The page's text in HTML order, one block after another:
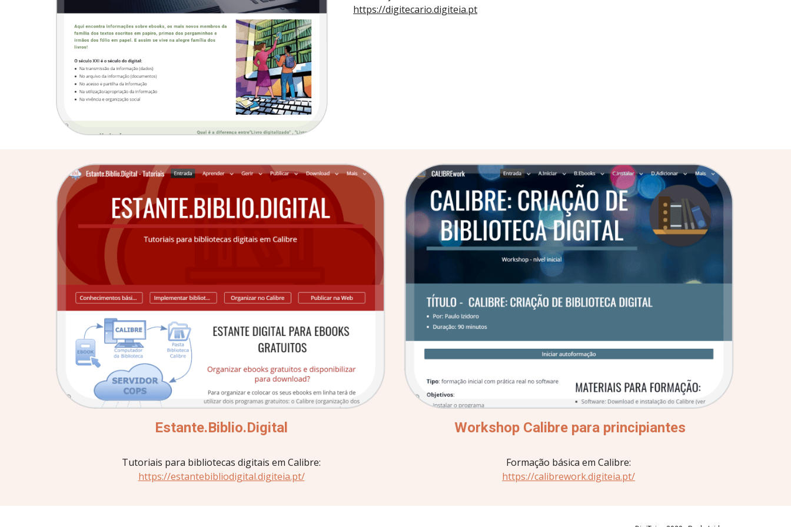
https://digitecario.digiteia.pt
Estante.Biblio.Digital
Tutoriais para bibliotecas digitais em Calibre:
https://estantebibliodigital.digiteia.pt/
Workshop Calibre para principiantes
Formação básica em Calibre:
https://calibrework.digiteia.pt/